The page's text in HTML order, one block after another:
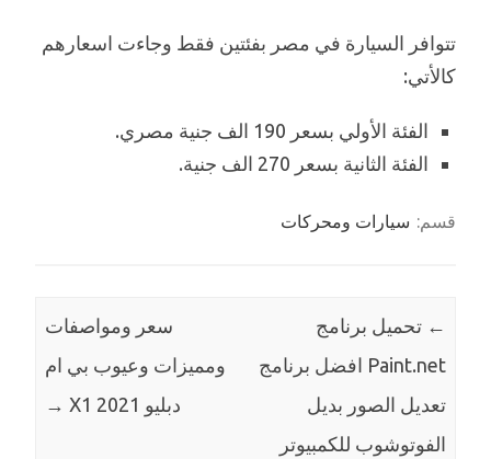
تتوافر السيارة في مصر بفئتين فقط وجاءت اسعارهم
كالأتي:
الفئة الأولي بسعر 190 الف جنية مصري.
الفئة الثانية بسعر 270 الف جنية.
قسم: سيارات ومحركات
← تحميل برنامج
Paint.net افضل برنامج
تعديل الصور بديل
الفوتوشوب للكمبيوتر
سعر ومواصفات
ومميزات وعيوب بي ام
دبليو X1 2021
→